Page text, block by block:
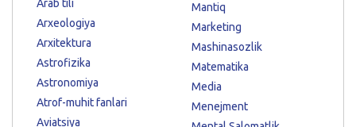
Arab tili
Arxeologiya
Arxitektura
Astrofizika
Astronomiya
Atrof-muhit fanlari
Aviatsiya
Mantiq
Marketing
Mashinasozlik
Matematika
Media
Menejment